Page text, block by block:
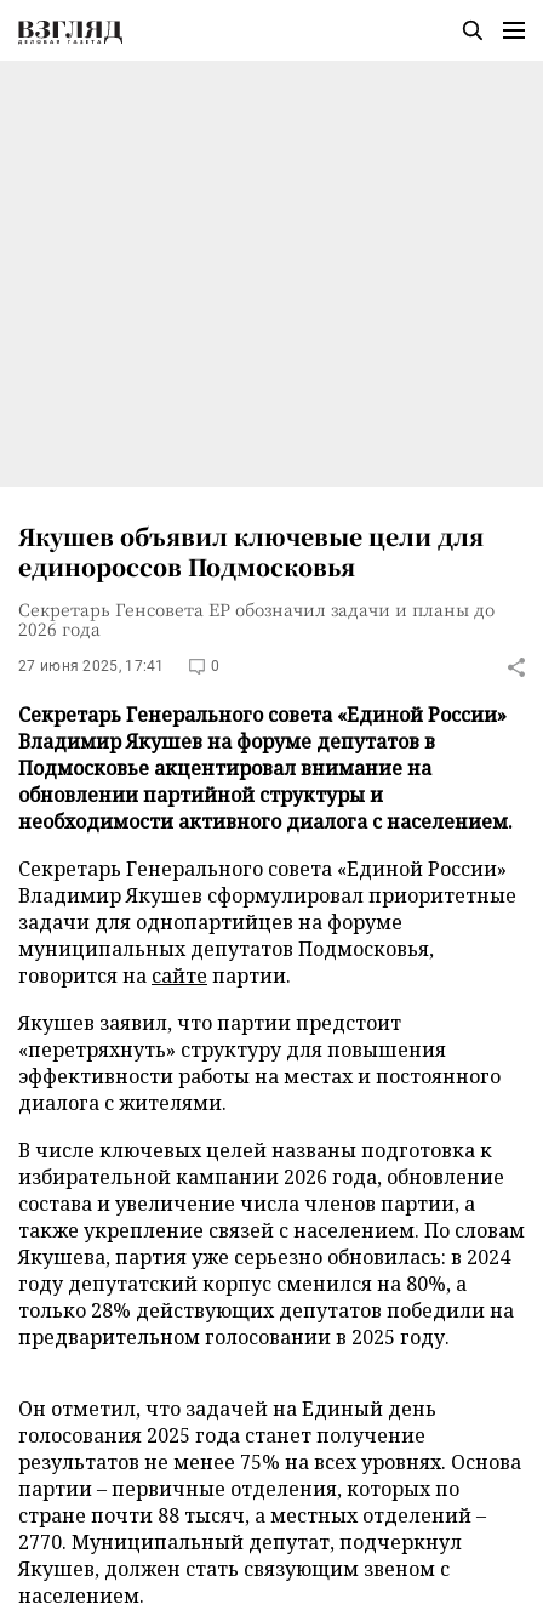
Якушев объявил ключевые цели для
единороссов Подмосковья
Секретарь Генсовета ЕР обозначил задачи и планы до
2026 года
27 июня 2025, 17:41 0
Секретарь Генерального совета «Единой России»
Владимир Якушев на форуме депутатов в
Подмосковье акцентировал внимание на
обновлении партийной структуры и
необходимости активного диалога с населением.
Секретарь Генерального совета «Единой России»
Владимир Якушев сформулировал приоритетные
задачи для однопартийцев на форуме
муниципальных депутатов Подмосковья,
говорится на сайте партии.
Якушев заявил, что партии предстоит
«перетряхнуть» структуру для повышения
эффективности работы на местах и постоянного
диалога с жителями.
В числе ключевых целей названы подготовка к
избирательной кампании 2026 года, обновление
состава и увеличение числа членов партии, а
также укрепление связей с населением. По словам
Якушева, партия уже серьезно обновилась: в 2024
году депутатский корпус сменился на 80%, а
только 28% действующих депутатов победили на
предварительном голосовании в 2025 году.
Он отметил, что задачей на Единый день
голосования 2025 года станет получение
результатов не менее 75% на всех уровнях. Основа
партии – первичные отделения, которых по
стране почти 88 тысяч, а местных отделений –
2770. Муниципальный депутат, подчеркнул
Якушев, должен стать связующим звеном с
населением.